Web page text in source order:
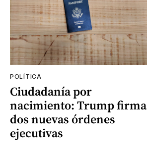
POLÍTICA
Ciudadanía por
nacimiento: Trump firma
dos nuevas órdenes
ejecutivas